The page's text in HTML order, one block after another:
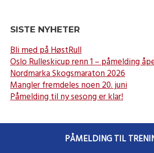
SISTE NYHETER
Bli med på HøstRull
Oslo Rulleskicup renn 1 – påmelding
Nordmarka Skogsmaraton 2026
Mangler fremdeles noen 20. juni
Påmelding til ny sesong er klar!
PÅMELDING TIL